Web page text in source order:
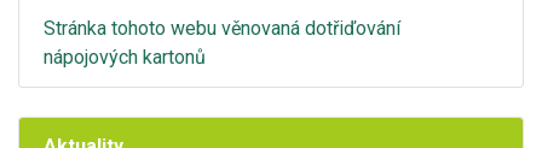
Stránka tohoto webu věnovaná dotřiďování
nápojových kartonů